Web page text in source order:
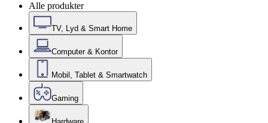
Alle produkter
TV, Lyd & Smart Home
Computer & Kontor
Mobil, Tablet & Smartwatch
Gaming